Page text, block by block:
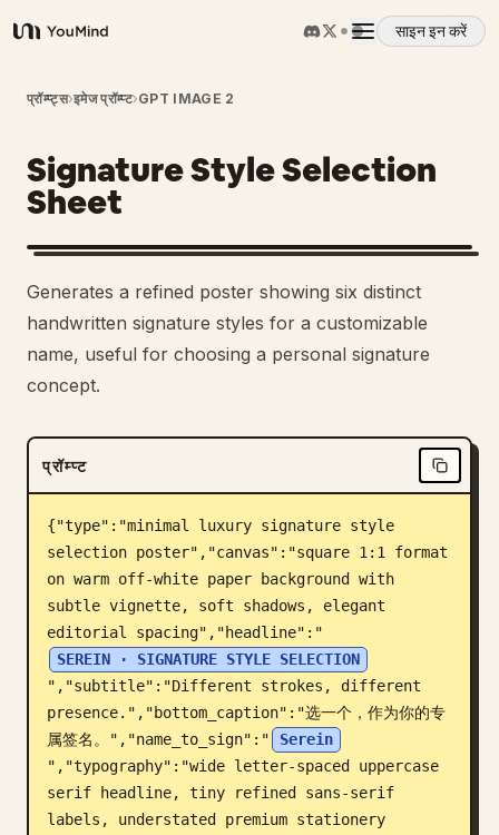
YouMind
साइन इन करें
अवलोकन
उपयोग के मामले
कौशल
प्रॉम्प्ट
मूल्य निर्धारण
डाउनलोड
ब्लॉग
अपडेट
प्रॉम्प्ट्स›इमेज प्रॉम्प्ट›GPT IMAGE 2
Signature Style Selection
Sheet
Generates a refined poster showing six distinct
handwritten signature styles for a customizable
name, useful for choosing a personal signature
concept.
प्रॉम्प्ट
{"type":"minimal luxury signature style
selection poster","canvas":"square 1:1 format
on warm off-white paper background with
subtle vignette, soft shadows, elegant
editorial spacing","headline":"
SEREIN · SIGNATURE STYLE SELECTION
","subtitle":"Different strokes, different
presence.","bottom_caption":"选一个，作为你的专
属签名。","name_to_sign":"
Serein
","typography":"wide letter-spaced uppercase
serif headline, tiny refined sans-serif
labels, understated premium stationery